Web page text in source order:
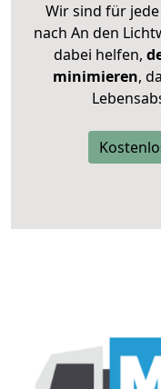
Wir sind für
nach An den
dabei helfen,
minimieren,